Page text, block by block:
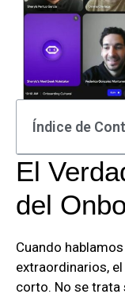
Índice de
El
del
Cuando
extraordinarios,
corto. No se trata